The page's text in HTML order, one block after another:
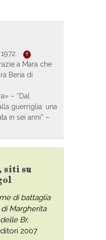
a Mara che
Beria di
– “Dal
guerriglia: una
in sei anni” –
siti su
di battaglia
Margherita
Br,
2007